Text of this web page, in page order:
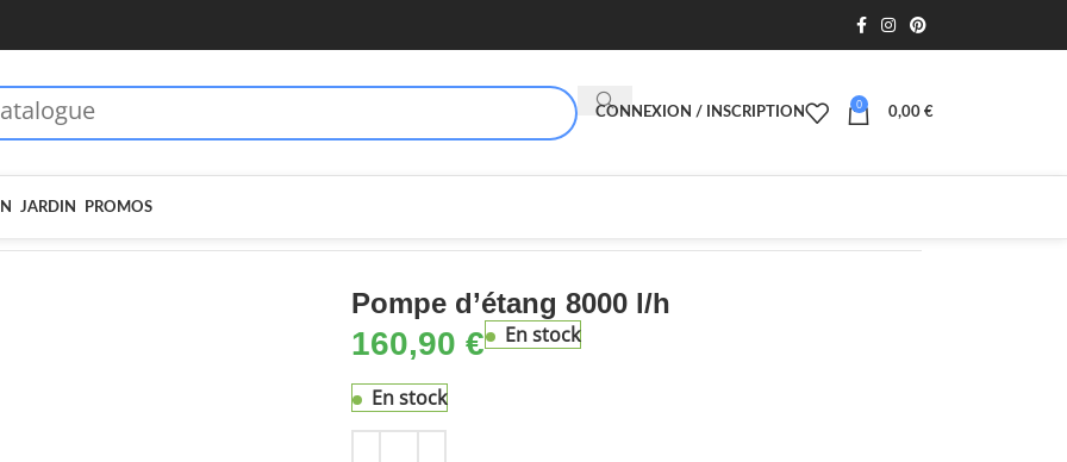
CONNEXION / INSCRIPTION
0
0,00 €
JARDIN PROMOS
Pompe d’étang 8000 l/h
160,90€ En stock
En stock
70€ - MOIEN10